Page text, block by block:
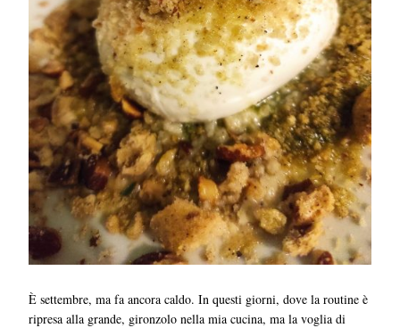
È settembre, ma fa ancora caldo. In questi giorni, dove la routine è
ripresa alla grande, gironzolo nella mia cucina, ma la voglia di